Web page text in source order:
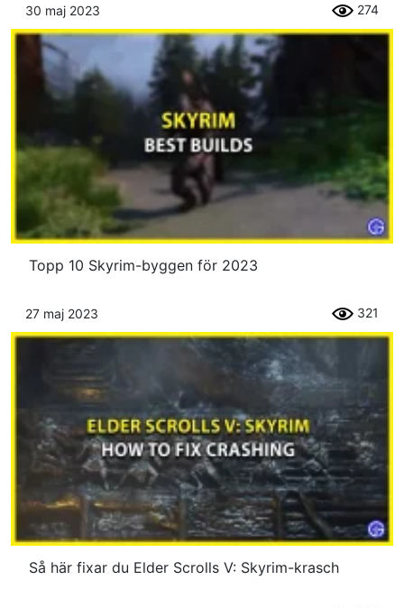
30 maj 2023 274
Topp 10 Skyrim-byggen för 2023
27 maj 2023 321
Så här fixar du Elder Scrolls V: Skyrim-krasch